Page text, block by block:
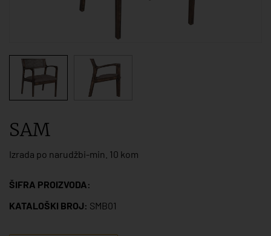
SAM
Izrada po narudžbi-min. 10 kom
ŠIFRA PROIZVODA:
KATALOŠKI BROJ: SMB01